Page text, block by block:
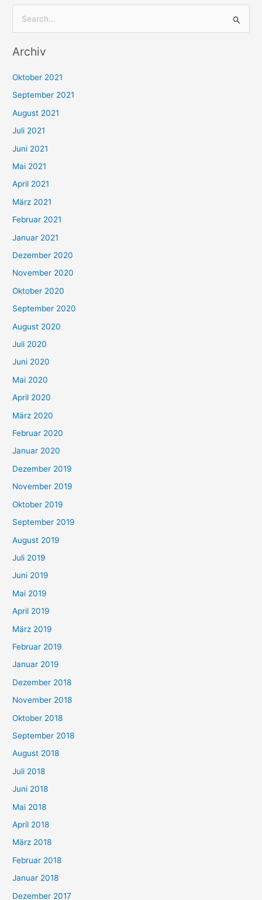
c
n
n
a
c
h
:
Archiv
Oktober 2021
September 2021
August 2021
Juli 2021
Juni 2021
Mai 2021
April 2021
März 2021
Februar 2021
Januar 2021
Dezember 2020
November 2020
Oktober 2020
September 2020
August 2020
Juli 2020
Juni 2020
Mai 2020
April 2020
März 2020
Februar 2020
Januar 2020
Dezember 2019
November 2019
Oktober 2019
September 2019
August 2019
Juli 2019
Juni 2019
Mai 2019
April 2019
März 2019
Februar 2019
Januar 2019
Dezember 2018
November 2018
Oktober 2018
September 2018
August 2018
Juli 2018
Juni 2018
Mai 2018
April 2018
März 2018
Februar 2018
Januar 2018
Dezember 2017